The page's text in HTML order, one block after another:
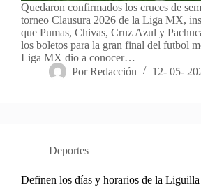
Quedaron confirmados los cruces de
torneo Clausura 2026 de la Liga MX,
que Pumas, Chivas, Cruz Azul y
los boletos para la gran final del futbol
Liga MX dio a conocer…
Por Redacción 12- 05-
Deportes
Definen los días y horarios de la